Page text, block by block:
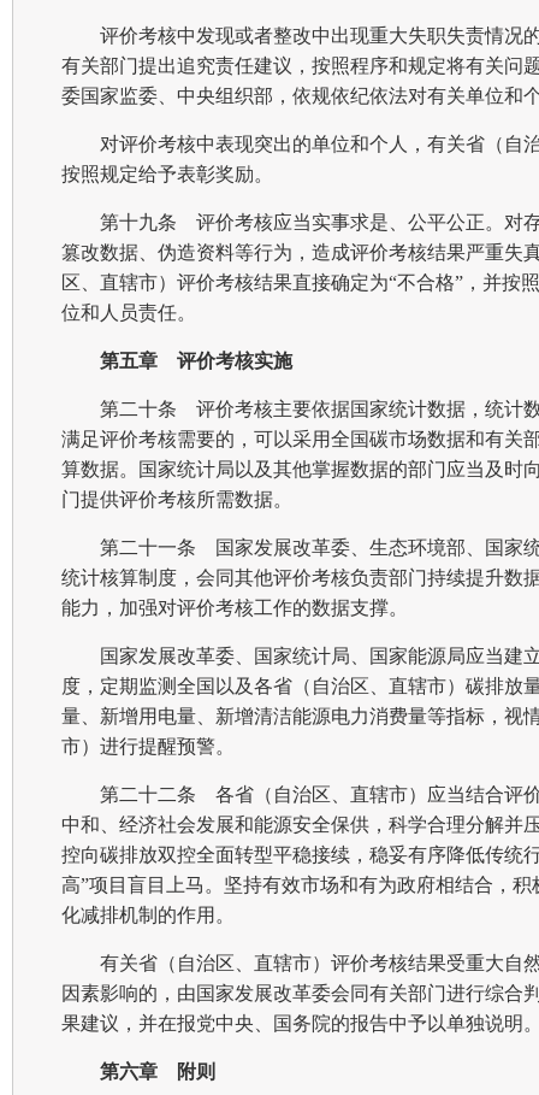
评价考核中发现或者整改中出现重大失职失责情况
有关部门提出追究责任建议，按照程序和规定将有关问
委国家监委、中央组织部，依规依纪依法对有关单位和
对评价考核中表现突出的单位和个人，有关省（自
按照规定给予表彰奖励。
第十九条 评价考核应当实事求是、公平公正。对
篡改数据、伪造资料等行为，造成评价考核结果严重失
区、直辖市）评价考核结果直接确定为“不合格”，并按
位和人员责任。
第五章 评价考核实施
第二十条 评价考核主要依据国家统计数据，统计
满足评价考核需要的，可以采用全国碳市场数据和有关
算数据。国家统计局以及其他掌握数据的部门应当及时
门提供评价考核所需数据。
第二十一条 国家发展改革委、生态环境部、国家
统计核算制度，会同其他评价考核负责部门持续提升数
能力，加强对评价考核工作的数据支撑。
国家发展改革委、国家统计局、国家能源局应当建
度，定期监测全国以及各省（自治区、直辖市）碳排放
量、新增用电量、新增清洁能源电力消费量等指标，视
市）进行提醒预警。
第二十二条 各省（自治区、直辖市）应当结合评
中和、经济社会发展和能源安全保供，科学合理分解并
控向碳排放双控全面转型平稳接续，稳妥有序降低传统
高”项目盲目上马。坚持有效市场和有为政府相结合，
化减排机制的作用。
有关省（自治区、直辖市）评价考核结果受重大自
因素影响的，由国家发展改革委会同有关部门进行综合
果建议，并在报党中央、国务院的报告中予以单独说明
第六章 附则